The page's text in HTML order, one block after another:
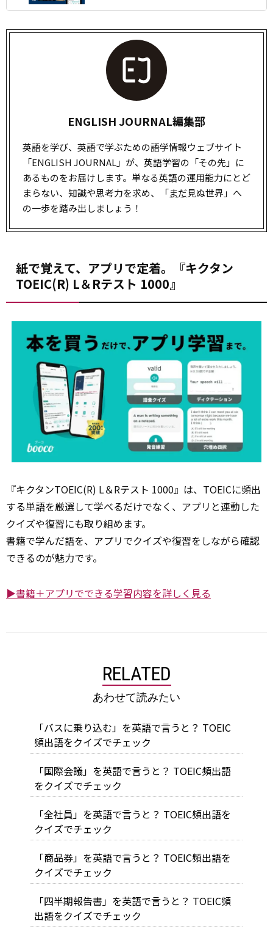
ENGLISH JOURNAL編集部
英語を学び、英語で学ぶための語学情報ウェブサイト
「ENGLISH JOURNAL」が、英語学習の「その先」に
あるものをお届けします。単なる英語の運用能力にとど
まらない、知識や思考力を求め、「まだ見ぬ世界」へ
の一歩を踏み出しましょう！
紙で覚えて、アプリで定着。『キクタン
TOEIC(R) L＆Rテスト 1000』
『キクタンTOEIC(R) L＆Rテスト 1000』は、TOEICに頻出
する単語を厳選して学べるだけでなく、アプリと連動した
クイズや復習にも取り組めます。
書籍で学んだ語を、アプリでクイズや復習をしながら確認
できるのが魅力です。
▶書籍＋アプリでできる学習内容を詳しく見る
RELATED
あわせて読みたい
「バスに乗り込む」を英語で言うと？ TOEIC
頻出語をクイズでチェック
「国際会議」を英語で言うと？ TOEIC頻出語
をクイズでチェック
「全社員」を英語で言うと？ TOEIC頻出語を
クイズでチェック
「商品券」を英語で言うと？ TOEIC頻出語を
クイズでチェック
「四半期報告書」を英語で言うと？ TOEIC頻
出語をクイズでチェック